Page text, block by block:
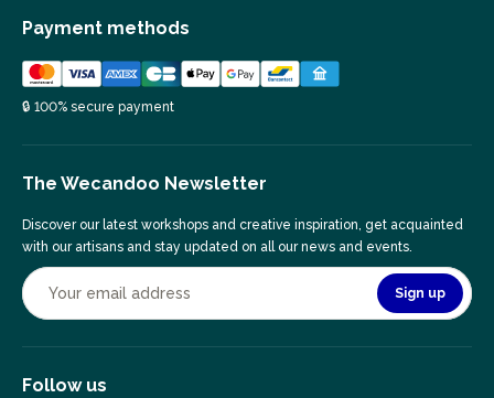
Payment methods
🔒 100% secure payment
The Wecandoo Newsletter
Discover our latest workshops and creative inspiration, get acquainted
with our artisans and stay updated on all our news and events.
Sign up
Follow us